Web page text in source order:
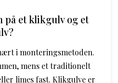
på et klikgulv og et
i monteringsmetoden.
mens et traditionelt
limes fast. Klikgulve er